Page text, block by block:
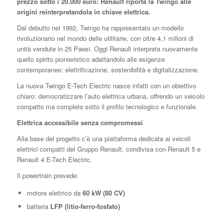
origini reinterpretandola in chiave elettrica.
Dal debutto nel 1992, Twingo ha rappresentato un modello
rivoluzionario nel mondo delle utilitarie, con oltre 4,1 milioni di
unità vendute in 25 Paesi. Oggi Renault interpreta nuovamente
quello spirito pionieristico adattandolo alle esigenze
contemporanee: elettrificazione, sostenibilità e digitalizzazione.
La nuova Twingo E-Tech Electric nasce infatti con un obiettivo
chiaro: democratizzare l’auto elettrica urbana, offrendo un veicolo
compatto ma completo sotto il profilo tecnologico e funzionale.
Elettrica accessibile senza compromessi
Alla base del progetto c’è una piattaforma dedicata ai veicoli
elettrici compatti del Gruppo Renault, condivisa con Renault 5 e
Renault 4 E-Tech Electric.
Il powertrain prevede:
motore elettrico da 60 kW (80 CV)
batteria LFP (litio-ferro-fosfato)